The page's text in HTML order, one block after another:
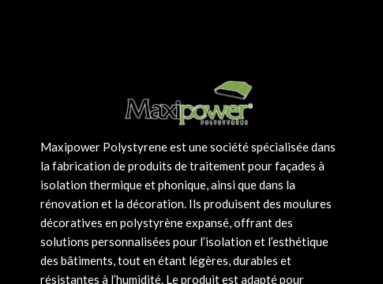
Maxipower Polystyrene est une société spécialisée dans
la fabrication de produits de traitement pour façades à
isolation thermique et phonique, ainsi que dans la
rénovation et la décoration. Ils produisent des moulures
décoratives en polystyrène expansé, offrant des
solutions personnalisées pour l’isolation et l’esthétique
des bâtiments, tout en étant légères, durables et
résistantes à l’humidité. Le produit est adapté pour